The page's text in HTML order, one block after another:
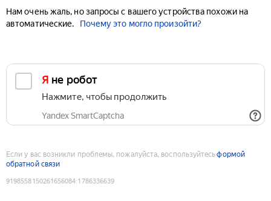
Нам очень жаль, но запросы с вашего устройства похожи на
автоматические.
Почему это могло произойти?
Я не робот
Нажмите, чтобы продолжить
Yandex SmartCaptcha
Если у вас возникли проблемы, пожалуйста, воспользуйтесьформой
обратной связи
9198558150261656084:1786336639